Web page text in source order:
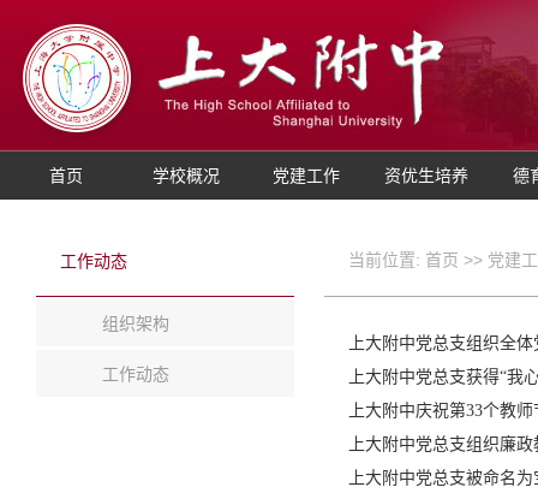
首页 学校概况 党建工作 资优生培养 德
工作动态
组织架构
工作动态
当前位置: 首页 >> 党建
上大附中党总支组织全
上大附中党总支获得“我
上大附中庆祝第33个教
上大附中党总支组织廉
上大附中党总支被命名